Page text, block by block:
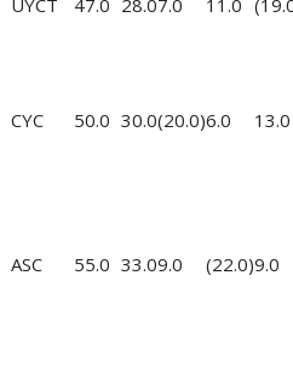
UYCT
47.0 28.07.0 11.0
CYC
50.0 30.0(20.0)6.0
13.0
ASC
55.0 33.09.0 (22.0)9.0